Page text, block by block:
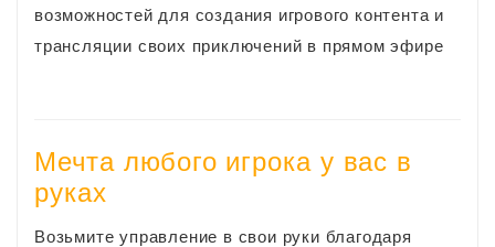
возможностей для создания игрового контента и
трансляции своих приключений в прямом эфире
Мечта любого игрока у вас в
руках
Возьмите управление в свои руки благодаря